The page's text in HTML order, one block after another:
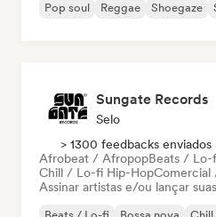
Pop soul
Reggae Shoegaze
Sungate Records
Selo
> 1300 feedbacks enviados
Afrobeat / AfropopBeats / Lo-
Chill / Lo-fi Hip-HopComercial
Assinar artistas e/ou lançar